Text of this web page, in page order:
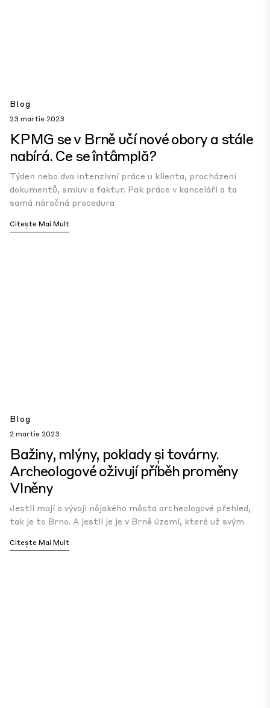
Blog
23 martie 2023
KPMG se v Brně učí nové obory a stále
nabírá. Ce se întâmplă?
Týden nebo dva intenzivní práce u klienta, procházení
dokumentů, smluv a faktur. Pak práce v kanceláři a ta
samá náročná procedura
Citește Mai Mult
Blog
2 martie 2023
Bažiny, mlýny, poklady și továrny.
Archeologové oživují příběh proměny
Vlněny
Jestli mají o vývoji nějakého města archeologové přehled,
tak je to Brno. A jestli je je v Brně území, které už svým
Citește Mai Mult